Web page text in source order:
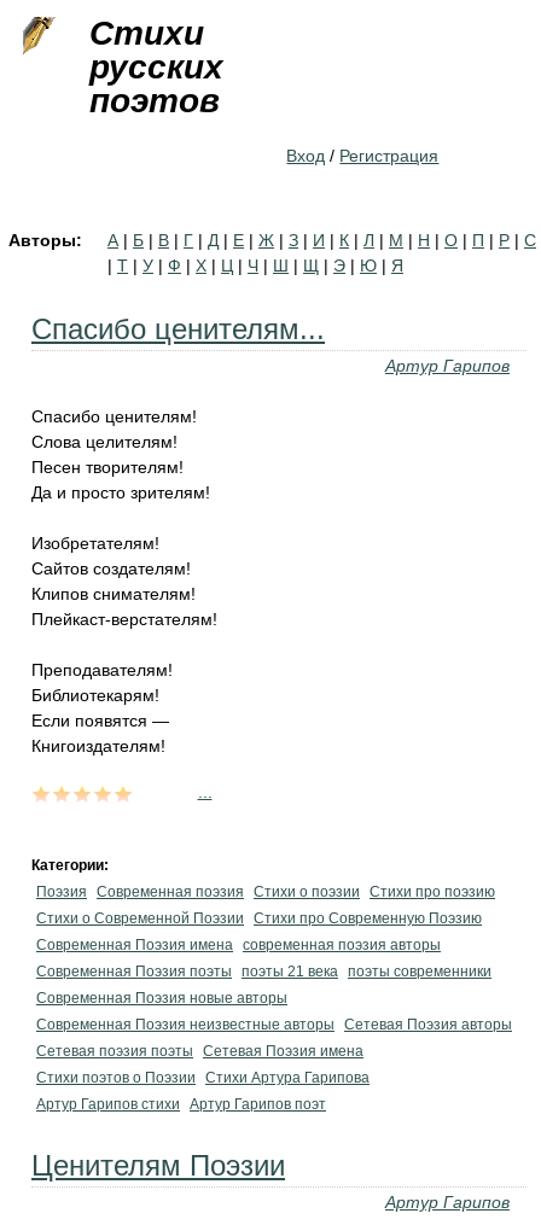
Стихи
русских
поэтов
Вход / Регистрация
Авторы: А | Б | В | Г | Д | Е | Ж | З | И | К | Л | М | Н | О | П | Р | С
| Т | У | Ф | Х | Ц | Ч | Ш | Щ | Э | Ю | Я
Спасибо ценителям...
Артур Гарипов
Спасибо ценителям!
Слова целителям!
Песен творителям!
Да и просто зрителям!
Изобретателям!
Сайтов создателям!
Клипов снимателям!
Плейкаст-верстателям!
Преподавателям!
Библиотекарям!
Если появятся —
Книгоиздателям!
Категории:
Поэзия
Современная поэзия Стихи о поэзии
Стихи про поэзию
Стихи о Современной Поэзии
Стихи про Современную Поэзию
Современная Поэзия имена современная поэзия авторы
Современная Поэзия поэты
поэты 21 века поэты современники
Современная Поэзия новые авторы
Современная Поэзия неизвестные авторы
Сетевая Поэзия авторы
Сетевая поэзия поэты
Сетевая Поэзия имена
Стихи поэтов о Поэзии
Стихи Артура Гарипова
Артур Гарипов стихи
Артур Гарипов поэт
Ценителям Поэзии
Артур Гарипов